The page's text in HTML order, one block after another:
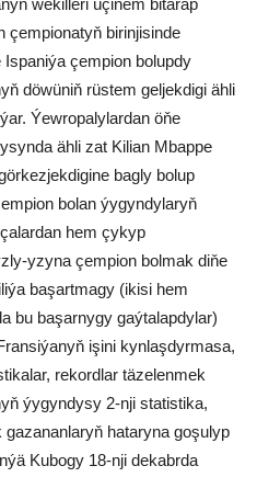
çempionatyň birinjisinde
çempion bolupdy
döwüniň rüstem geljekdigi ähli
Ýewropalylardan öňe
ähli zat Kilian Mbappe
bagly bolup
bolan ýygyndylaryň
hem çykyp
yzyna çempion bolmak diňe
başartmagy (ikisi hem
bu başarnygy gaýtalapdylar)
işini kynlaşdyrmasa,
rekordlar täzelenmek
ýygyndysy 2-nji statistika,
hataryna goşulyp
Kubogy 18-nji dekabrda